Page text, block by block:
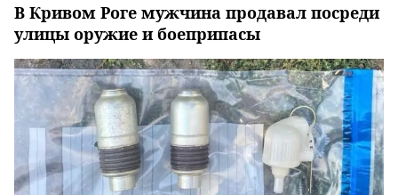
В Кривом Роге мужчина продавал посреди
улицы оружие и боеприпасы